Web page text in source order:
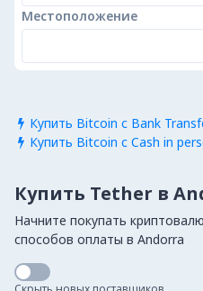
Местоположение
 Купить Bitcoin с Bank
 Купить Bitcoin с Cash in
Купить Tether в
Начните покупать
способов оплаты в Andorra